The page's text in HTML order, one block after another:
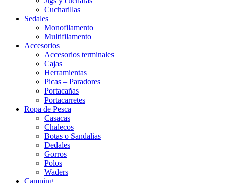
Cucharillas
Sedales
Monofilamento
Multifilamento
Accesorios
Accesorios terminales
Cajas
Herramientas
Picas – Paradores
Portacañas
Portacarretes
Ropa de Pesca
Casacas
Chalecos
Botas o Sandalias
Dedales
Gorros
Polos
Waders
Camping